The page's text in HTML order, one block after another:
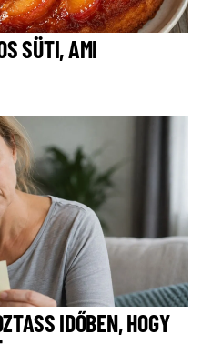
SÜTI, AMI
IDŐBEN, HOGY